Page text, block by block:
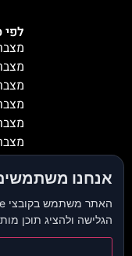
לפי
אנחנו
הגלישה ולהציג תוכן